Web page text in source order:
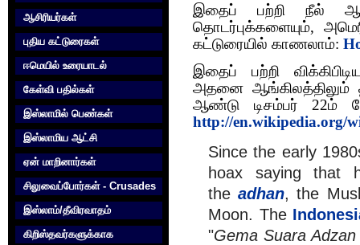
ஆசிரியர்கள்
புதிய கட்டுரைகள்
ஈமெயில் உரையாடல்
கேள்வி பதில்கள்
இஸ்லாமில் பெண்கள்
இஸ்லாமிய ஆட்சி
ஏன் மாறினார்கள்
சிலுவைப்போர்கள் - Crusades
இஸ்லாம்/தீவிரவாதம்
கிறிஸ்தவர்களுக்காக‌
இதைப் பற்றி நீல்
தொடர்புக்களையும்,
கட்டுரையில் காணலாம்:
இதைப் பற்றி
அதனை ஆங்கிலத்திலும்
ஆண்டு டிசம்பர் 22ம்
http://en.wikipedia.org/
Since the early
hoax saying that
theadhan, the
Moon. The
"Gema Suara